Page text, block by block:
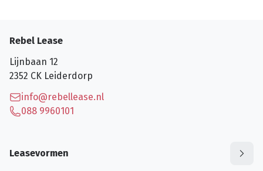
Rebel Lease
Lijnbaan 12
2352 CK Leiderdorp
info@rebellease.nl
088 9960101
Leasevormen